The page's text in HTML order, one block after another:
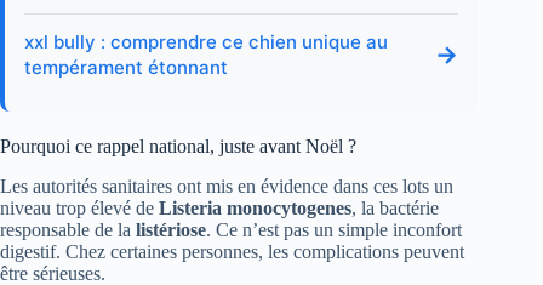
xxl bully : comprendre ce chien unique au
tempérament étonnant
→
Pourquoi ce rappel national, juste avant Noël ?
Les autorités sanitaires ont mis en évidence dans ces lots un
niveau trop élevé de Listeria monocytogenes, la bactérie
responsable de la listériose. Ce n’est pas un simple inconfort
digestif. Chez certaines personnes, les complications peuvent
être sérieuses.